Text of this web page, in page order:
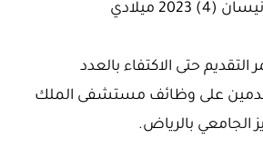
التقديم حتى الاكتفاء بالعدد
على وظائف مستشفى الملك
الجامعي بالرياض.